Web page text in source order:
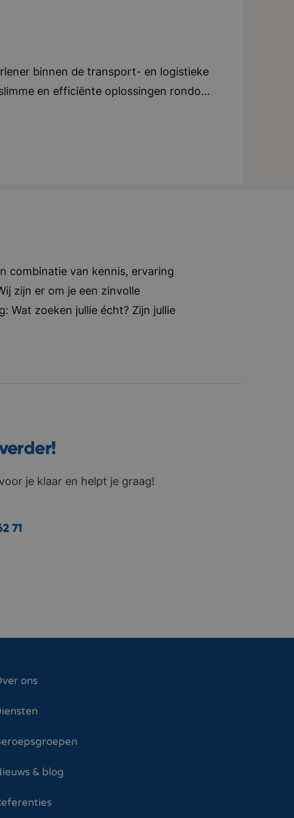
flexibel, informeel
binnen de transport- en logistieke
en efficiënte oplossingen rondom
en een sterke focus op gemak en
combinatie van kennis, ervaring
zijn er om je een zinvolle
Wat zoeken jullie écht? Zijn jullie
je klaar en helpt je graag!
71
ons
& blog